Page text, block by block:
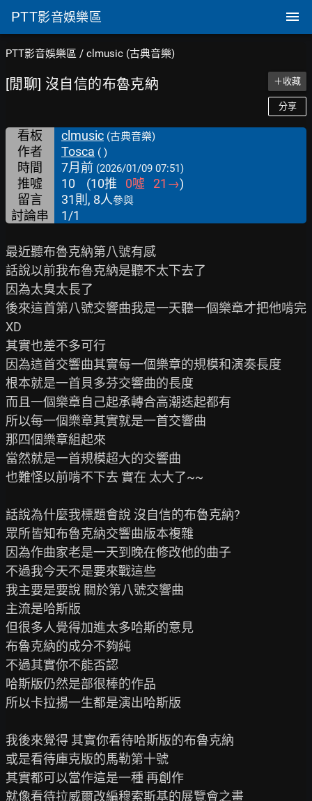
PTT影音娛樂區
PTT影音娛樂區 / clmusic (古典音樂)
[閒聊] 沒自信的布魯克納 ＋收藏
分享
看板 clmusic (古典音樂)
作者 Tosca ( )
時間 7月前 (2026/01/09 07:51)
推噓 10 (10推 0噓 21 →)
留言
31則, 8人參與
討論串 1/1
最近聽布魯克納第八號有感
話說以前我布魯克納是聽不太下去了
因為太臭太長了
後來這首第八號交響曲我是一天聽一個樂章才把他啃完
XD
其實也差不多可行
因為這首交響曲其實每一個樂章的規模和演奏長度
根本就是一首貝多芬交響曲的長度
而且一個樂章自己起承轉合高潮迭起都有
所以每一個樂章其實就是一首交響曲
那四個樂章組起來
當然就是一首規模超大的交響曲
也難怪以前啃不下去 實在 太大了~~
話說為什麼我標題會說 沒自信的布魯克納?
眾所皆知布魯克納交響曲版本複雜
因為作曲家老是一天到晚在修改他的曲子
不過我今天不是要來戰這些
我主要是要說 關於第八號交響曲
主流是哈斯版
但很多人覺得加進太多哈斯的意見
布魯克納的成分不夠純
不過其實你不能否認
哈斯版仍然是部很棒的作品
所以卡拉揚一生都是演出哈斯版
我後來覺得 其實你看待哈斯版的布魯克納
或是看待庫克版的馬勒第十號
其實都可以當作這是一種 再創作
就像看待拉威爾改編穆索斯基的展覽會之畫